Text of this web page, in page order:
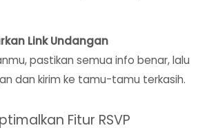
Link Undangan
pastikan semua info benar, lalu
dan kirim ke tamu-tamu terkasih.
Fitur RSVP